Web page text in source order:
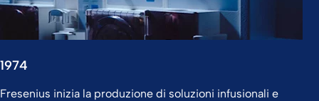
1974
Fresenius inizia la produzione di soluzioni infusionali e